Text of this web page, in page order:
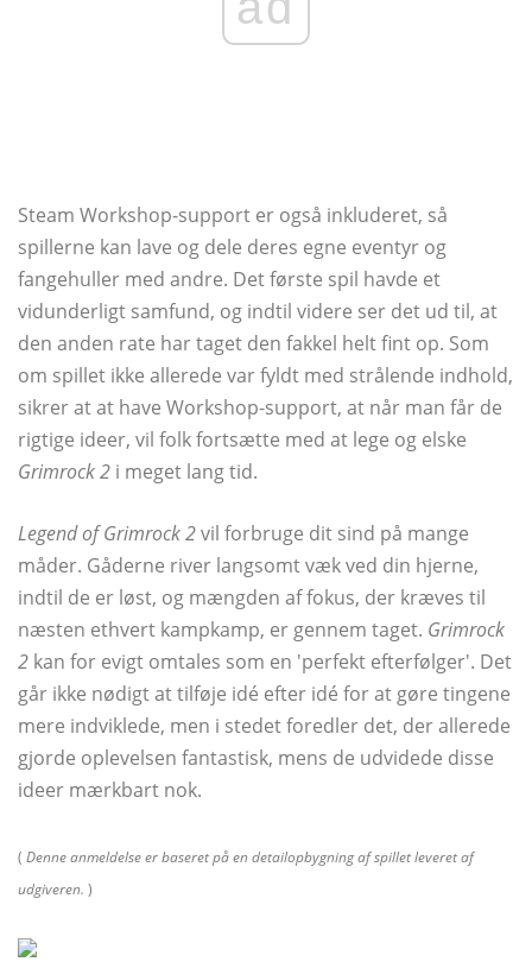
Steam Workshop-support er også inkluderet, så
spillerne kan lave og dele deres egne eventyr og
fangehuller med andre. Det første spil havde et
vidunderligt samfund, og indtil videre ser det ud til, at
den anden rate har taget den fakkel helt fint op. Som
om spillet ikke allerede var fyldt med strålende indhold,
sikrer at at have Workshop-support, at når man får de
rigtige ideer, vil folk fortsætte med at lege og elske
Grimrock 2 i meget lang tid.
Legend of Grimrock 2vil forbruge dit sind på mange
måder. Gåderne river langsomt væk ved din hjerne,
indtil de er løst, og mængden af ​​fokus, der kræves til
næsten ethvert kampkamp, ​​er gennem taget. Grimrock
2 kan for evigt omtales som en 'perfekt efterfølger'. Det
går ikke nødigt at tilføje idé efter idé for at gøre tingene
mere indviklede, men i stedet foredler det, der allerede
gjorde oplevelsen fantastisk, mens de udvidede disse
ideer mærkbart nok.
( Denne anmeldelse er baseret på en detailopbygning af spillet leveret af
udgiveren. )